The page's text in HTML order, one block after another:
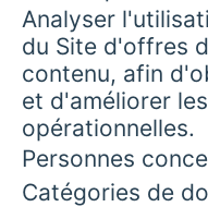
Analyser
du Site d'offres
contenu, afin
et d'améliorer
opérationnelles.
Personnes
Catégories de